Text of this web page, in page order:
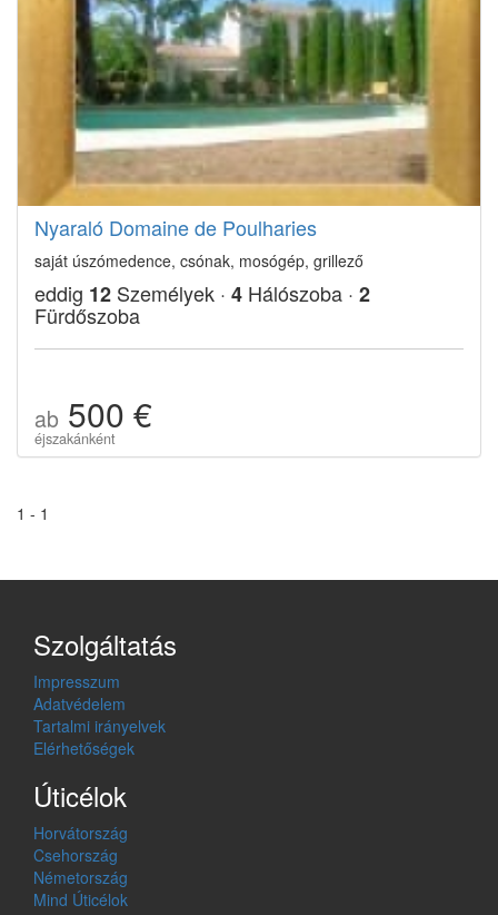
Nyaraló Domaine de Poulharies
saját úszómedence, csónak, mosógép, grillező
eddig 12 Személyek · 4 Hálószoba · 2
Fürdőszoba
ab 500 €
éjszakánként
1 - 1
Szolgáltatás
Impresszum
Adatvédelem
Tartalmi irányelvek
Elérhetőségek
Úticélok
Horvátország
Csehország
Németország
Mind Úticélok